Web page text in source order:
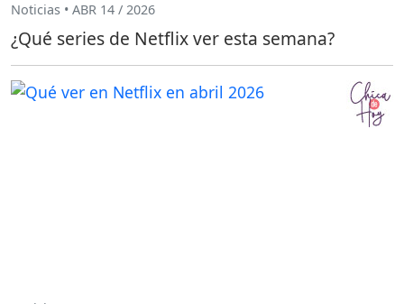
Noticias • ABR 14 / 2026
¿Qué series de Netflix ver esta semana?